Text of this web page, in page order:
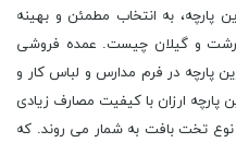
پارچه، به انتخاب مطمئن و بهینه
رشت و گیلان چیست. عمده فروشی
پارچه در فرم مدارس و لباس کار و
پارچه ارزان با کیفیت مصارف زیادی
نوع تخت بافت به شمار می روند. که